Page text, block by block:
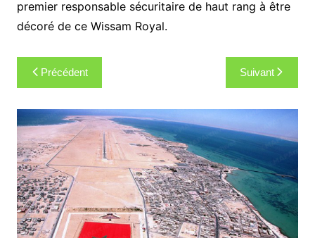
premier responsable sécuritaire de haut rang à être
décoré de ce Wissam Royal.
Navigation
de
l’article
Précédent Suivant